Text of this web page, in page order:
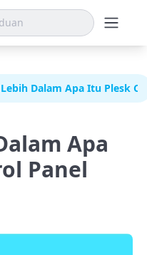
Dalam Apa Itu Plesk
Apa
Panel